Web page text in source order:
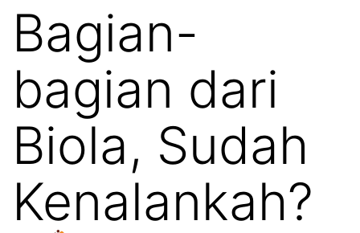
Bagian-
bagian dari
Biola, Sudah
Kenalankah?